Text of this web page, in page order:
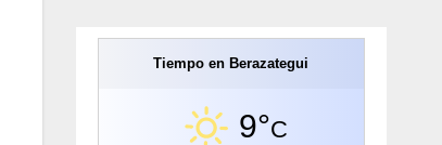
Tiempo en Berazategui
9°C